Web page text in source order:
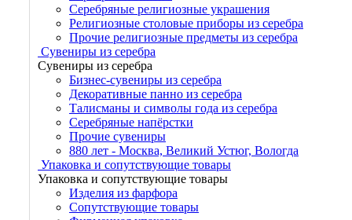
Серебряные религиозные украшения
Религиозные столовые приборы из серебра
Прочие религиозные предметы из серебра
Сувениры из серебра
Сувениры из серебра
Бизнес-сувениры из серебра
Декоративные панно из серебра
Талисманы и символы года из серебра
Серебряные напёрстки
Прочие сувениры
880 лет - Москва, Великий Устюг, Вологда
Упаковка и сопутствующие товары
Упаковка и сопутствующие товары
Изделия из фарфора
Сопутствующие товары